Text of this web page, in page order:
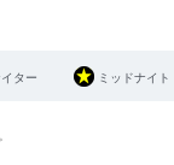
ター ミッドナイト